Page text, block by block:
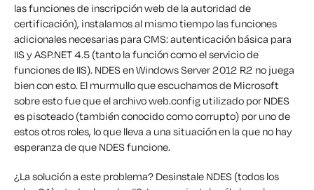
las funciones de inscripción web de la autoridad de
certificación), instalamos al mismo tiempo las funciones
adicionales necesarias para CMS: autenticación básica para
IIS y ASP.NET 4.5 (tanto la función como el servicio de
funciones de IIS). NDES en Windows Server 2012 R2 no juega
bien con esto. El murmullo que escuchamos de Microsoft
sobre esto fue que el archivo web.config utilizado por NDES
es pisoteado (también conocido como corrupto) por uno de
estos otros roles, lo que lleva a una situación en la que no hay
esperanza de que NDES funcione.
¿La solución a este problema? Desinstale NDES (todos los